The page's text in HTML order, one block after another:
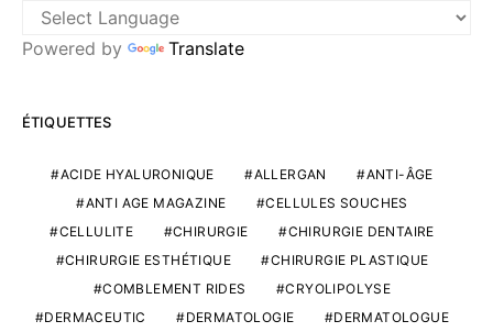
Powered by Translate
ÉTIQUETTES
ACIDE HYALURONIQUE ALLERGAN
ANTI-ÂGE
ANTI AGE MAGAZINE
CELLULES SOUCHES
CELLULITE
CHIRURGIE
CHIRURGIE DENTAIRE
CHIRURGIE ESTHÉTIQUE
CHIRURGIE PLASTIQUE
COMBLEMENT RIDES
CRYOLIPOLYSE
DERMACEUTIC
DERMATOLOGIE
DERMATOLOGUE